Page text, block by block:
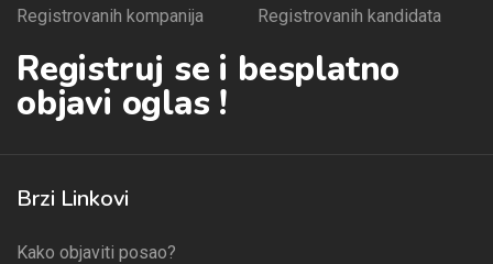
Registrovanih kompanija Registrovanih kandidata
Registruj se i besplatno
objavi oglas !
Brzi Linkovi
Kako objaviti posao?